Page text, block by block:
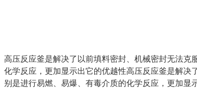
高压反应釜是解决了以前填料密封、机械密封无法
化学反应，更加显示出它的优越性高压反应釜是解决
别是进行易燃、易爆、有毒介质的化学反应，更加显